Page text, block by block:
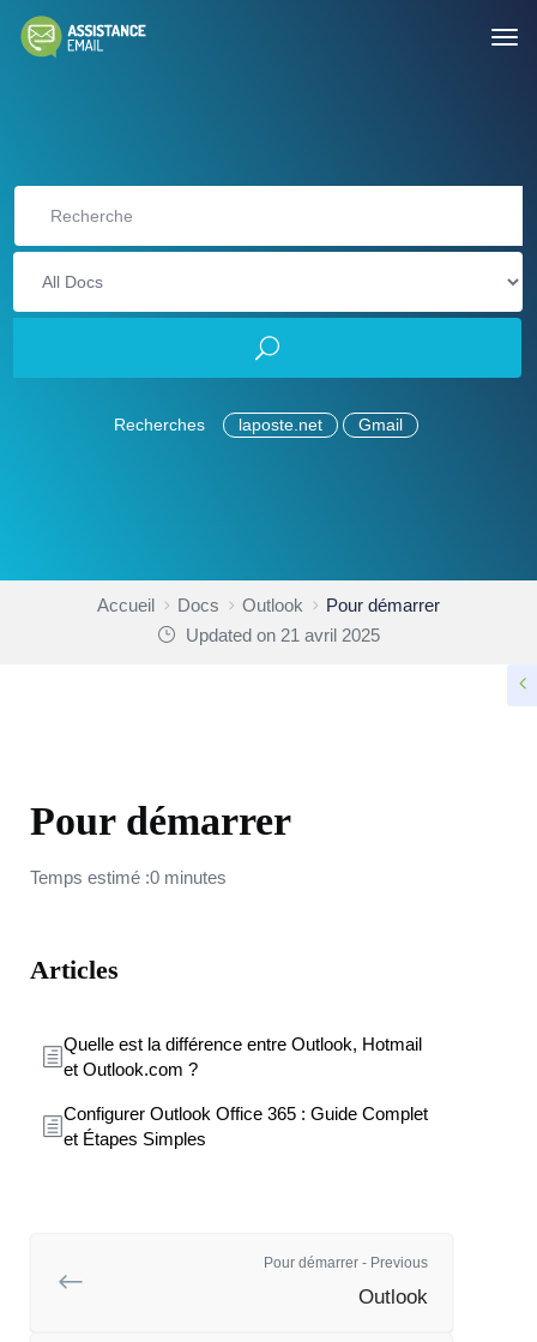
Recherches laposte.net Gmail
Accueil Docs Outlook
Pour démarrer
Updated on 21 avril 2025
Pour démarrer
Temps estimé :0 minutes
Articles
Quelle est la différence entre Outlook, Hotmail
et Outlook.com ?
Configurer Outlook Office 365 : Guide Complet
et Étapes Simples
Pour démarrer - Previous
Outlook